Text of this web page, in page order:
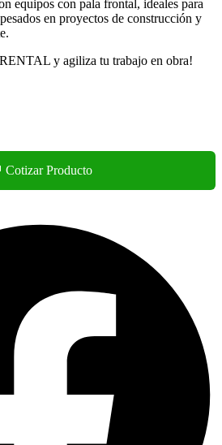
equipos con pala frontal, ideales para
en proyectos de construcción y
y agiliza tu trabajo en obra!
Cotizar Producto